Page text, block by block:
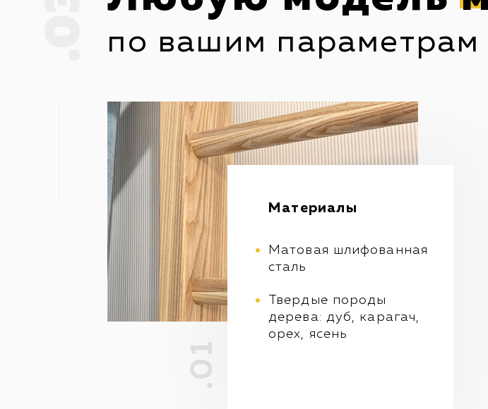
по вашим параметрам
.01
Материалы
Матовая шлифованная
сталь
Твердые породы
дерева: дуб, карагач,
орех, ясень